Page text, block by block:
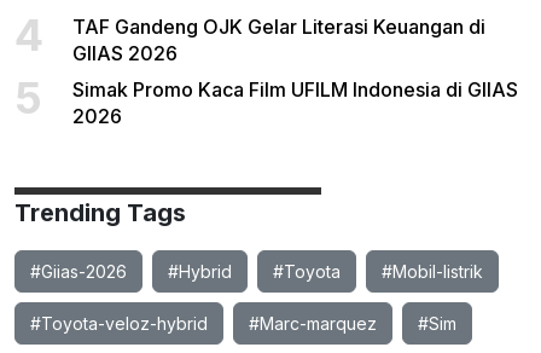
4
TAF Gandeng OJK Gelar Literasi Keuangan di
GIIAS 2026
5
Simak Promo Kaca Film UFILM Indonesia di GIIAS
2026
Trending Tags
#Giias-2026 #Hybrid #Toyota #Mobil-listrik
#Toyota-veloz-hybrid #Marc-marquez #Sim